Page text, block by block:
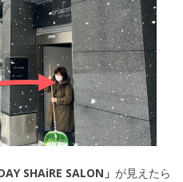
SHAiRE SALON」 が見えたら